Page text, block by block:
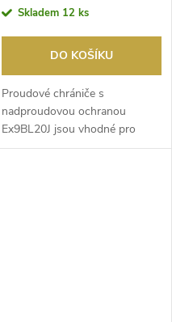
Skladem 12 ks
DO KOŠÍKU
Proudové chrániče s ​
nadproudovou ochranou
Ex9BL20J jsou vhodné pro
domovní aplikace. Díky šířce ​p...